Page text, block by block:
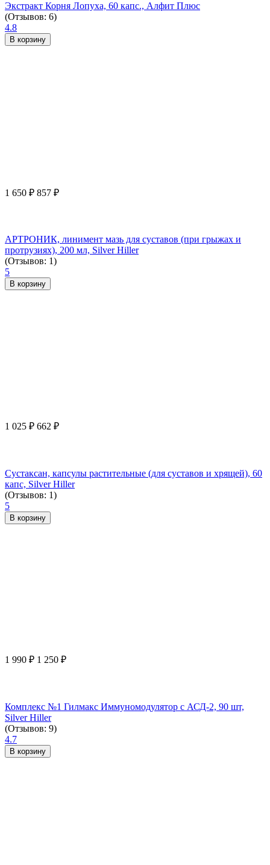
Экстракт Корня Лопуха, 60 капс., Алфит Плюс
(Отзывов: 6)
4.8
В корзину
1 650 ₽ 857 ₽
АРТРОНИК, линимент мазь для суставов (при грыжах и
протрузиях), 200 мл, Silver Hiller
(Отзывов: 1)
5
В корзину
1 025 ₽ 662 ₽
Сустаксан, капсулы растительные (для суставов и хрящей), 60
капс, Silver Hiller
(Отзывов: 1)
5
В корзину
1 990 ₽ 1 250 ₽
Комплекс №1 Гилмакс Иммуномодулятор с АСД-2, 90 шт,
Silver Hiller
(Отзывов: 9)
4.7
В корзину